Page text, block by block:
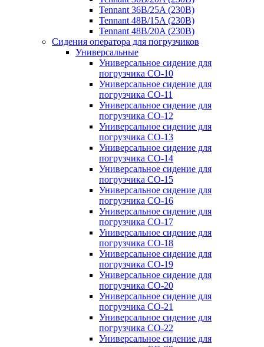
Tennant 36B/25A (230B)
Tennant 48B/15A (230B)
Tennant 48B/20A (230B)
Сидения оператора для погрузчиков
Универсальные
Универсальное сидение для
погрузчика CO-10
Универсальное сидение для
погрузчика CO-11
Универсальное сидение для
погрузчика CO-12
Универсальное сидение для
погрузчика CO-13
Универсальное сидение для
погрузчика CO-14
Универсальное сидение для
погрузчика CO-15
Универсальное сидение для
погрузчика CO-16
Универсальное сидение для
погрузчика CO-17
Универсальное сидение для
погрузчика CO-18
Универсальное сидение для
погрузчика CO-19
Универсальное сидение для
погрузчика CO-20
Универсальное сидение для
погрузчика CO-21
Универсальное сидение для
погрузчика CO-22
Универсальное сидение для